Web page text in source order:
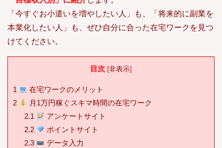
「今すぐお小遣いを増やしたい人」も、「将来的に副業を
本業化したい人」も、ぜひ自分に合った在宅ワークを見つ
けてください。
目次 [非表示]
1
在宅ワークのメリット
2
月1万円稼ぐスキマ時間の在宅ワーク
2.1
アンケートサイト
2.2
ポイントサイト
2.3
データ入力